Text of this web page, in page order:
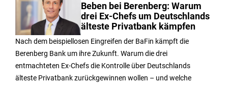
Beben bei Berenberg: Warum
drei Ex-Chefs um Deutschlands
älteste Privatbank kämpfen
Nach dem beispiellosen Eingreifen der BaFin kämpft die
Berenberg Bank um ihre Zukunft. Warum die drei
entmachteten Ex-Chefs die Kontrolle über Deutschlands
älteste Privatbank zurückgewinnen wollen – und welche